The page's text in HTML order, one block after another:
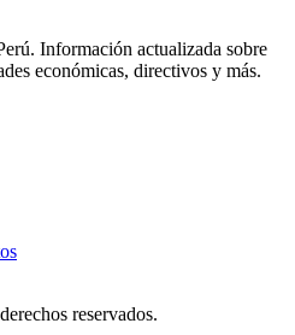
Información actualizada sobre
económicas, directivos y más.
reservados.